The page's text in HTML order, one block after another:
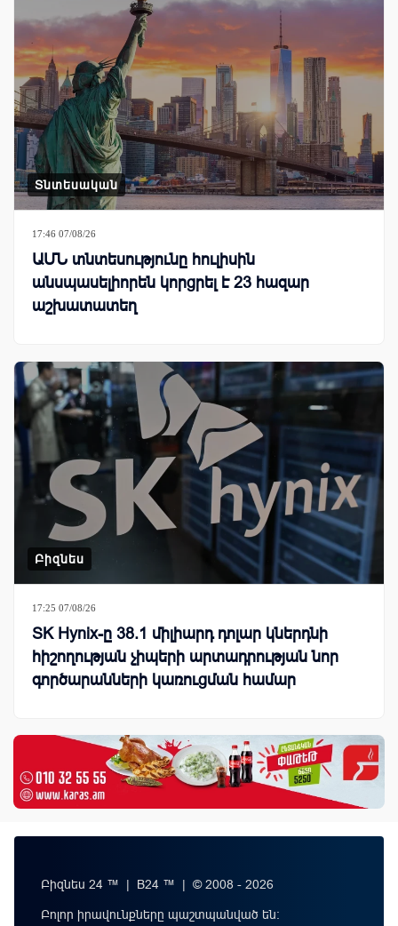
Տնտեսական
17:46 07/08/26
ԱՄՆ տնտեսությունը հուլիսին
անսպասելիորեն կորցրել է 23 հազար
աշխատատեղ
Բիզնես
17:25 07/08/26
SK Hynix-ը 38.1 միլիարդ դոլար կներդնի
հիշողության չիպերի արտադրության նոր
գործարանների կառուցման համար
Բիզնես 24 ™ | B24 ™ | © 2008 - 2026
Բոլոր իրավունքները պաշտպանված են: